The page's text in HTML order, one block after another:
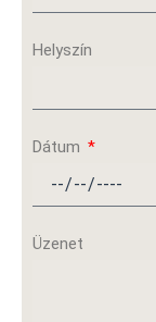
Helyszín
Dátum
Üzenet